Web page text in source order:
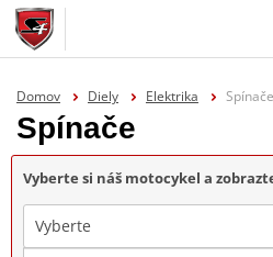
Domov Diely Elektrika Spínače
Spínače
Vyberte si náš motocykel a
Vyberte